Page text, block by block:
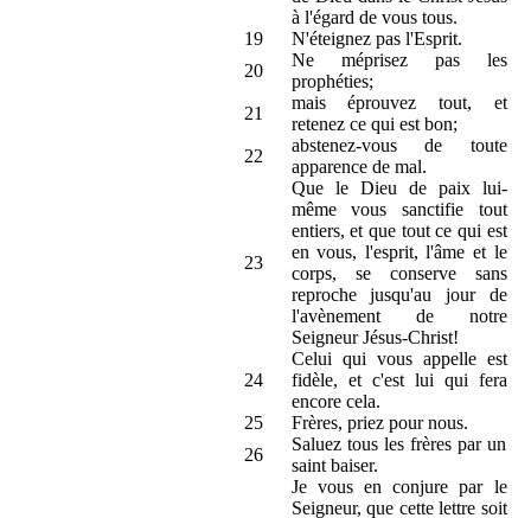
à l'égard de vous tous.
19
N'éteignez pas l'Esprit.
20
Ne méprisez pas les
prophéties;
21
mais éprouvez tout, et
retenez ce qui est bon;
22
abstenez-vous de toute
apparence de mal.
23
Que le Dieu de paix lui-
même vous sanctifie tout
entiers, et que tout ce qui est
en vous, l'esprit, l'âme et le
corps, se conserve sans
reproche jusqu'au jour de
l'avènement de notre
Seigneur Jésus-Christ!
24
Celui qui vous appelle est
fidèle, et c'est lui qui fera
encore cela.
25
Frères, priez pour nous.
26
Saluez tous les frères par un
saint baiser.
Je vous en conjure par le
Seigneur, que cette lettre soit